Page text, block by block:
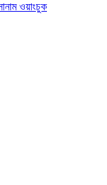
ওয়াংচুক